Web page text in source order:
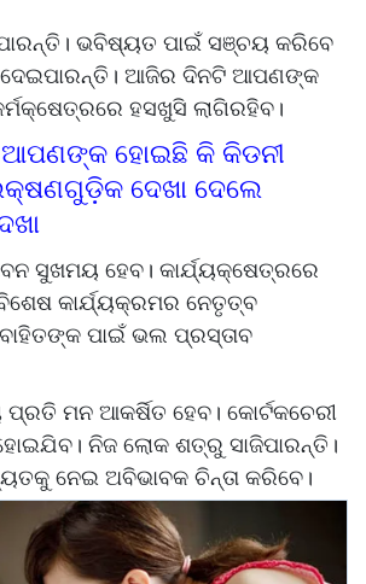
ଭବିଷ୍ୟତ ପାଇଁ ସଞ୍ଚୟ କରିବେ
ଦେଇପାରନ୍ତି। ଆଜିର ଦିନଟି ଆପଣଙ୍କ
ହସଖୁସି ଲାଗିରହିବ।
ଆପଣଙ୍କ ହୋଇଛି କି କିଡନୀ
ଦେଖା ଦେଲେ
ସୁଖମୟ ହେବ। କାର୍ଯ୍ୟକ୍ଷେତ୍ରରେ
କାର୍ଯ୍ୟକ୍ରମର ନେତୃତ୍ବ
ପାଇଁ ଭଲ ପ୍ରସ୍ତାବ
ପ୍ରତି ମନ ଆକର୍ଷିତ ହେବ। କୋର୍ଟକଚେରୀ
ନିଜ ଲୋକ ଶତ୍ରୁ ସାଜିପାରନ୍ତି।
ନେଇ ଅବିଭାବକ ଚିନ୍ତା କରିବେ।